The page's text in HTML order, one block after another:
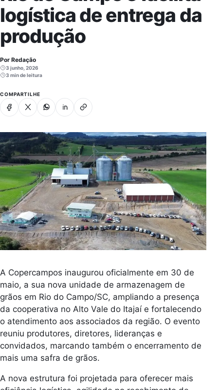
logística de entrega da
produção
Por Redação
3 junho, 2026
3 min de leitura
COMPARTILHE
Facebook
X WhatsappLinkedinCopiar link
A Copercampos inaugurou oficialmente em 30 de
maio, a sua nova unidade de armazenagem de
grãos em Rio do Campo/SC, ampliando a presença
da cooperativa no Alto Vale do Itajaí e fortalecendo
o atendimento aos associados da região. O evento
reuniu produtores, diretores, lideranças e
convidados, marcando também o encerramento de
mais uma safra de grãos.
A nova estrutura foi projetada para oferecer mais